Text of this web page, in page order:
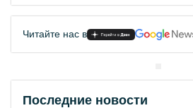
Читайте нас в
Последние новости